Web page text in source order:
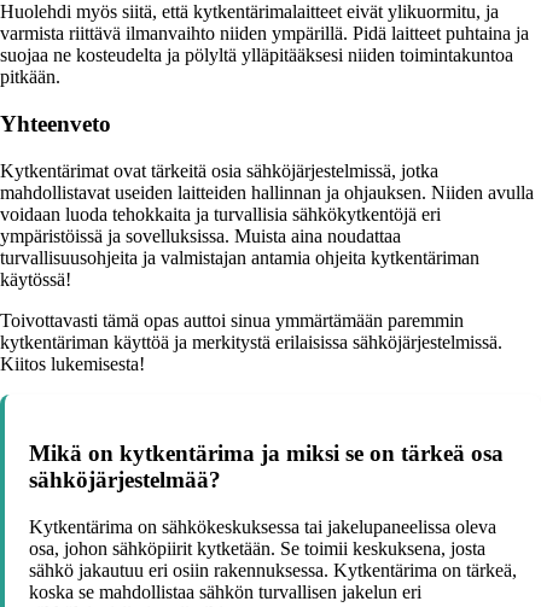
Huolehdi myös siitä, että kytkentärimalaitteet eivät ylikuormitu, ja
varmista riittävä ilmanvaihto niiden ympärillä. Pidä laitteet puhtaina ja
suojaa ne kosteudelta ja pölyltä ylläpitääksesi niiden toimintakuntoa
pitkään.
Yhteenveto
Kytkentärimat ovat tärkeitä osia sähköjärjestelmissä, jotka
mahdollistavat useiden laitteiden hallinnan ja ohjauksen. Niiden avulla
voidaan luoda tehokkaita ja turvallisia sähkökytkentöjä eri
ympäristöissä ja sovelluksissa. Muista aina noudattaa
turvallisuusohjeita ja valmistajan antamia ohjeita kytkentäriman
käytössä!
Toivottavasti tämä opas auttoi sinua ymmärtämään paremmin
kytkentäriman käyttöä ja merkitystä erilaisissa sähköjärjestelmissä.
Kiitos lukemisesta!
Mikä on kytkentärima ja miksi se on tärkeä osa
sähköjärjestelmää?
Kytkentärima on sähkökeskuksessa tai jakelupaneelissa oleva
osa, johon sähköpiirit kytketään. Se toimii keskuksena, josta
sähkö jakautuu eri osiin rakennuksessa. Kytkentärima on tärkeä,
koska se mahdollistaa sähkön turvallisen jakelun eri